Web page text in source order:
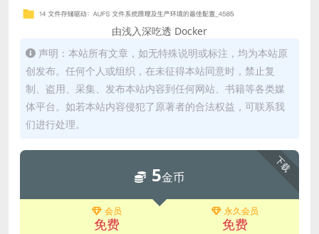
由浅入深吃透 Docker
声明：本站所有文章，如无特殊说明或标注，均为本站原
创发布。任何个人或组织，在未征得本站同意时，禁止复
制、盗用、采集、发布本站内容到任何网站、书籍等各类媒
体平台。如若本站内容侵犯了原著者的合法权益，可联系我
们进行处理。
下载
5金币
会员
免费
永久会员
免费